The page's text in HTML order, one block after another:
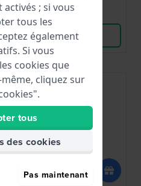
Comparer
Voir les produits
; si vous
tous les
également
Si vous
cookies que
cliquez sur
tous
des cookies
Pas maintenant